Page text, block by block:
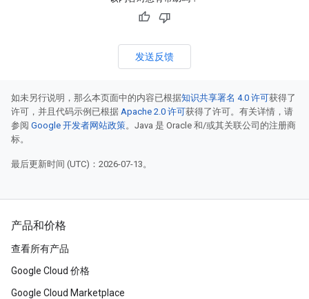
发送反馈
如未另行说明，那么本页面中的内容已根据知识共享署名 4.0 许可获得了
许可，并且代码示例已根据 Apache 2.0 许可获得了许可。有关详情，请
参阅 Google 开发者网站政策。Java 是 Oracle 和/或其关联公司的注册商
标。
最后更新时间 (UTC)：2026-07-13。
产品和价格
查看所有产品
Google Cloud 价格
Google Cloud Marketplace